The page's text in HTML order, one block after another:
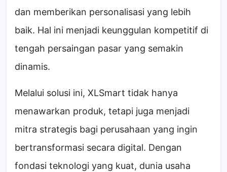
dan memberikan personalisasi yang lebih
baik. Hal ini menjadi keunggulan kompetitif di
tengah persaingan pasar yang semakin
dinamis.
Melalui solusi ini, XLSmart tidak hanya
menawarkan produk, tetapi juga menjadi
mitra strategis bagi perusahaan yang ingin
bertransformasi secara digital. Dengan
fondasi teknologi yang kuat, dunia usaha